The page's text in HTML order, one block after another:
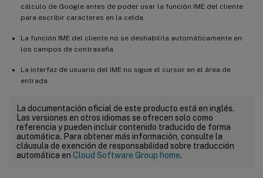
cálculo de Google antes de poder usar la función IME del cliente
para escribir caracteres en la celda.
La función IME del cliente no se deshabilita automáticamente en
los campos de contraseña.
La interfaz de usuario del IME no sigue el cursor en el área de
entrada.
La documentación oficial de este producto está en inglés.
Las versiones en otros idiomas se ofrecen solo como
referencia y pueden incluir contenido traducido de forma
automática. Para obtener más información, consulte la
cláusula de exención de responsabilidad sobre traducción
automática en Cloud Software Group home.